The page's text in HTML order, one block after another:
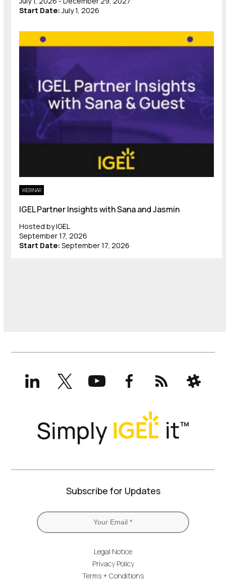
Start Date:July 1, 2026
WEBINAR
IGEL Partner Insights with Sana and Jasmin
Hosted by IGEL
September 17, 2026
Start Date: September 17, 2026
LinkedInX
(formerly
Twitter)
YouTubeFacebookRSS Slack
Subscribe for Updates
Legal Notice
Privacy Policy
Terms + Conditions